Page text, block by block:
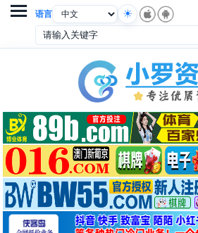
语言
